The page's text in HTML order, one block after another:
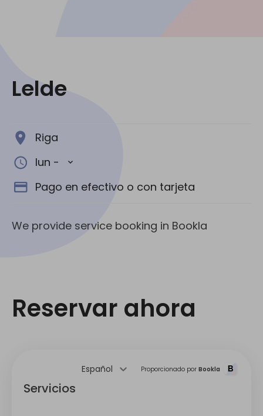
Lelde
Riga
lun -
Pago en efectivo o con tarjeta
We provide service booking in Bookla
Reservar ahora